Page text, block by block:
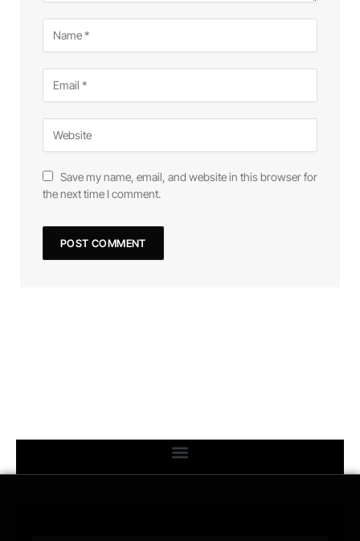
Save my name, email, and website in this browser for
the next time I comment.